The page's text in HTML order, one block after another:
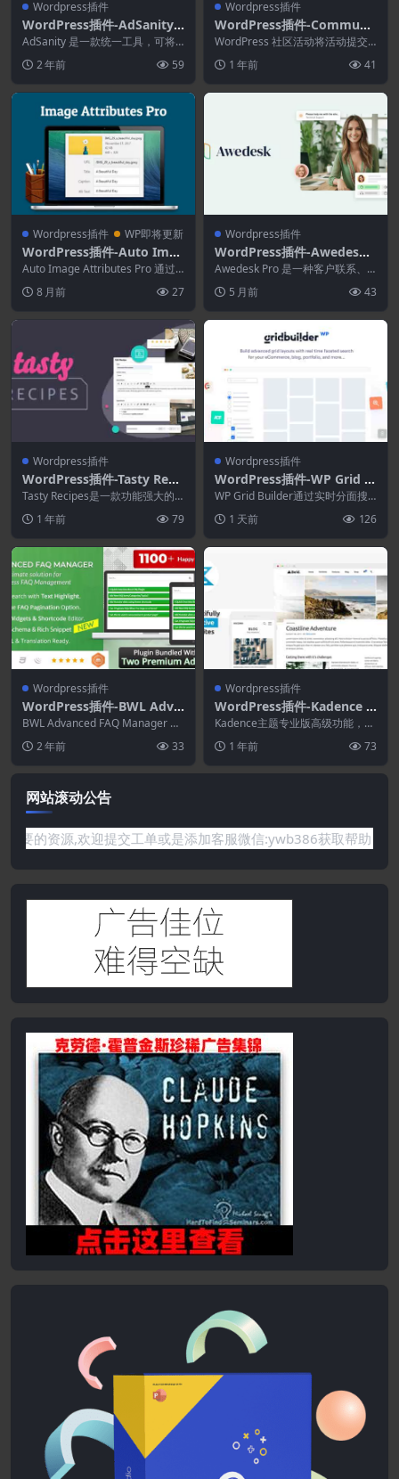
Wordpress插件
WordPress插件-AdSanity
Addons(AdSanity拓展)–简
化WordPress广告管理
AdSanity 是一款统一工具，可将
服...2 年前 59
Wordpress插件
WordPress插件-Communit
y Events 5.0.8-活动日历专
业插件
WordPress 社区活动将活动提交
以将活动提交...
1 年前 41
Wordpress插件 WP即将更新
WordPress插件-Auto Imag
e Attributes Pro 4.9.0
Auto Image Attributes Pro 通过
8 月前 27
Wordpress插件
WordPress插件-Awedesk
Pro (formerly Almighty Su
pport) 1.9.1
Awedesk Pro 是一种客户联系、
您与客户互...
5 月前 43
Wordpress插件
WordPress插件-Tasty Reci
pes 3.14.3–WordPress食谱
插件
Tasty Recipes是一款功能强大的
1 年前 79
Wordpress插件
WordPress插件-WP Grid B
uilder 2.3.5–创建高级可过滤
和分面网格
WP Grid Builder通过实时分面搜
合等构...
1 天前 126
Wordpress插件
WordPress插件-BWL Adva
nced FAQ Manager 2.0.5
BWL Advanced FAQ Manager 是
一款功能强大且优质的 Wor...
2 年前 33
Wordpress插件
WordPress插件-Kadence S
hop Kit 2.4.7
Kadence主题专业版高级功能，这
些功能将节省您的时间并帮助您充
分利用您的网站...
1 年前 73
网站滚动公告
你需要的资源,欢迎提交工单或是添加客服微信:ywb386获取帮